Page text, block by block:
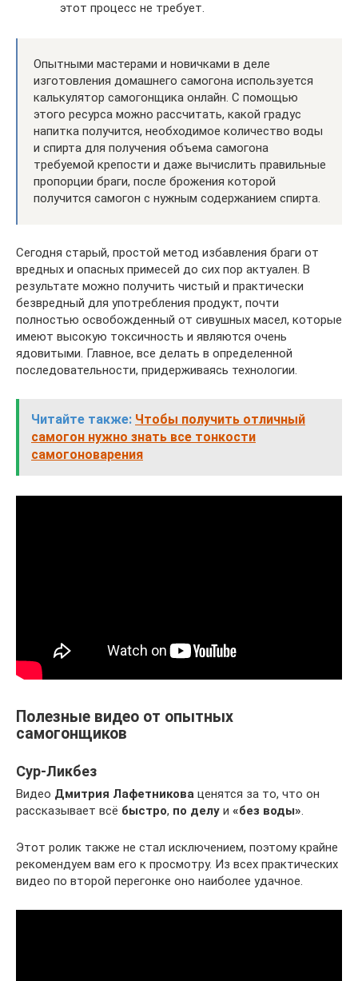
этот процесс не требует.
Опытными мастерами и новичками в деле
изготовления домашнего самогона используется
калькулятор самогонщика онлайн. С помощью
этого ресурса можно рассчитать, какой градус
напитка получится, необходимое количество воды
и спирта для получения объема самогона
требуемой крепости и даже вычислить правильные
пропорции браги, после брожения которой
получится самогон с нужным содержанием спирта.
Сегодня старый, простой метод избавления браги от
вредных и опасных примесей до сих пор актуален. В
результате можно получить чистый и практически
безвредный для употребления продукт, почти
полностью освобожденный от сивушных масел, которые
имеют высокую токсичность и являются очень
ядовитыми. Главное, все делать в определенной
последовательности, придерживаясь технологии.
Читайте также: Чтобы получить отличный
самогон нужно знать все тонкости
самогоноварения
Полезные видео от опытных
самогонщиков
Сур-Ликбез
Видео Дмитрия Лафетникова ценятся за то, что он
рассказывает всё быстро, по делу и «без воды»
Этот ролик также не стал исключением, поэтому крайне
рекомендуем вам его к просмотру. Из всех практических
видео по второй перегонке оно наиболее удачное.